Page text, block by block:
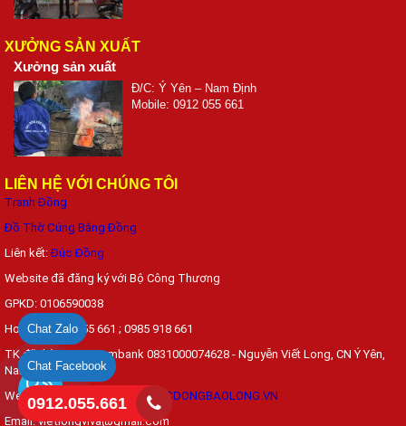
Chat Zalo
Chat Facebook
0912.055.661
XƯỞNG SẢN XUẤT
Xưởng sản xuất
Đ/C: Ý Yên – Nam Định
Mobile: 0912 055 661
LIÊN HỆ VỚI CHÚNG TÔI
Tranh Đồng
Đồ Thờ Cúng Bằng Đồng
Liên kết:Đúc Đồng
Website đã đăng ký với Bộ Công Thương
GPKD: 0106590038
Hotline: 0912 055 661 ; 0985 918 661
TK đặt hàng: Vietcombank 0831000074628 - Nguyễn Viết Long, CN Ý Yên,
Nam Định
Web: DONGYYEN.COM.VN ;DUCDONGBAOLONG.VN
Email:vietlongviva@gmail.com